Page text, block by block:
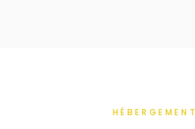
HÉBERGEMENT